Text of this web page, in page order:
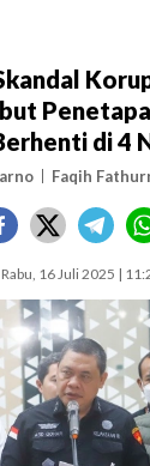
di 4
Faqih
Rabu, 16 Juli 2025 |